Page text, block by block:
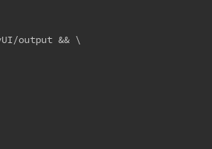
output && \